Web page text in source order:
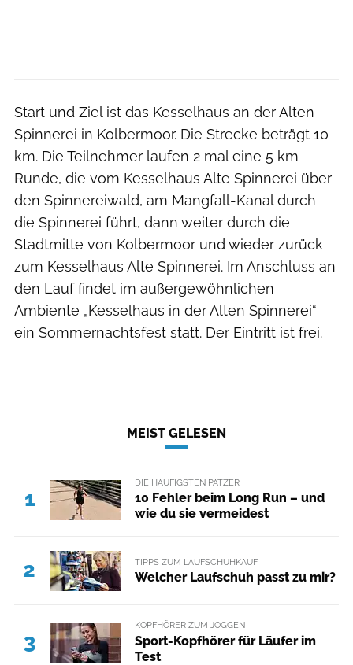
Start und Ziel ist das Kesselhaus an der Alten
Spinnerei in Kolbermoor. Die Strecke beträgt 10
km. Die Teilnehmer laufen 2 mal eine 5 km
Runde, die vom Kesselhaus Alte Spinnerei über
den Spinnereiwald, am Mangfall-Kanal durch
die Spinnerei führt, dann weiter durch die
Stadtmitte von Kolbermoor und wieder zurück
zum Kesselhaus Alte Spinnerei. Im Anschluss an
den Lauf findet im außergewöhnlichen
Ambiente „Kesselhaus in der Alten Spinnerei“
ein Sommernachtsfest statt. Der Eintritt ist frei.
MEIST GELESEN
1
DIE HÄUFIGSTEN PATZER
10 Fehler beim Long Run – und
wie du sie vermeidest
2 TIPPS ZUM LAUFSCHUHKAUF
Welcher Laufschuh passt zu mir?
3
KOPFHÖRER ZUM JOGGEN
Sport-Kopfhörer für Läufer im
Test